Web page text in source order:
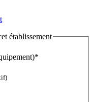
établissement